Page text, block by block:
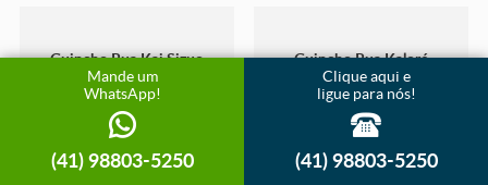
Guincho Rua Kai Sizuo Guincho Rua Kaloré
Mande um
WhatsApp!
(41) 98803-5250
Clique aqui e
ligue para nós!
(41) 98803-5250